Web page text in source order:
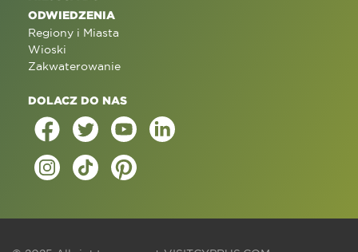
ODWIEDZENIA
Regiony i Miasta
Wioski
Zakwaterowanie
DOLACZ DO NAS